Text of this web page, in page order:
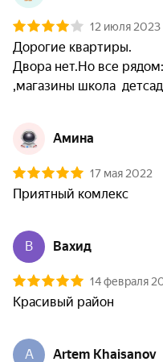
12 июля 2023
Дорогие квартиры.
Двора нет.Но все
,магазины школа
Амина
17 мая 2022
Приятный комлекс
В Вахид
14 февраля
Красивый район
A Artem Khaisanov